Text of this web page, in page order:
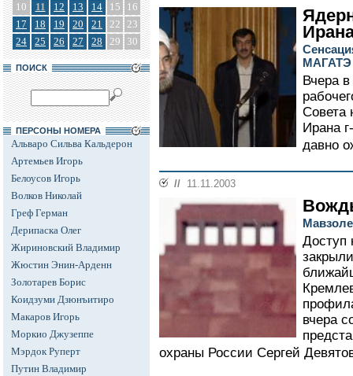
10
11 12 13 14 15
16
17
18 19 20 21 22 23
24
25 26 27 28 29 30
ПОИСК
ПЕРСОНЫ НОМЕРА
Альваро Сильва Кальдерон
Артемьев Игорь
Белоусов Игорь
Волков Николай
Греф Герман
Дерипаска Олег
Жириновский Владимир
Жюстин Энин-Арденн
Золотарев Борис
Коидзуми Дзюнъитиро
Макаров Игорь
Моркио Джузеппе
Мэрдок Руперт
Путин Владимир
МАГАТЭ
Вчера
Совета
Ирана
давно
// 11.11.2003
Доступ
вчера
охраны России Сергей